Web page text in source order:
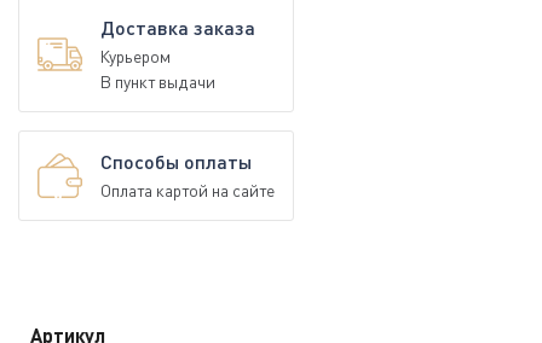
Доставка заказа
Курьером
В пункт выдачи
Способы оплаты
Оплата картой на сайте
Артикул